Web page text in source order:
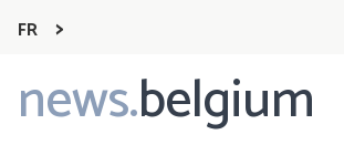
FR
news.belgium
Main
navigation